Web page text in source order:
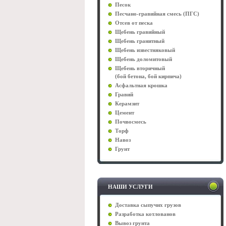
Песок
Песчано-гравийная смесь (ПГС)
Отсев от песка
Щебень гравийный
Щебень гранитный
Щебень известняковый
Щебень доломитовый
Щебень вторичный
(бой бетона, бой кирпича)
Асфальтная крошка
Гравий
Керамзит
Цемент
Почвосмесь
Торф
Навоз
Грунт
НАШИ УСЛУГИ
Доставка сыпучих грузов
Разработка котлованов
Вывоз грунта